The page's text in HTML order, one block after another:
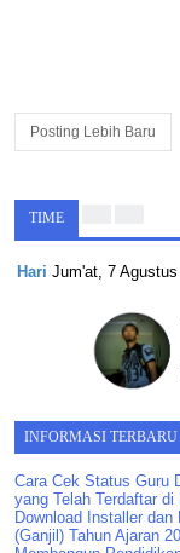
Posting Lebih Baru
TIME
Hari Jum'at, 7
INFORMASI TERBARU
Cara Cek Status Guru
yang Telah Terdaftar
Download Installer dan
(Ganjil) Tahun Ajaran